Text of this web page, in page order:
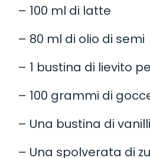
– 100 ml di latte
– 80 ml di olio di semi
– 1 bustina di lievito
– 100 grammi di
– Una bustina di
– Una spolverata di